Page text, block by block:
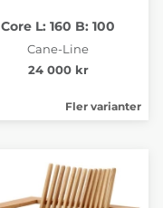
Core L: 160 B: 100
Cane-Line
24 000 kr
Fler varianter